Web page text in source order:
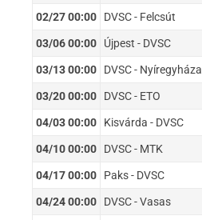
02/27 00:00 DVSC - Felcsút
03/06 00:00 Újpest - DVSC
03/13 00:00 DVSC - Nyíregyháza
03/20 00:00 DVSC - ETO
04/03 00:00 Kisvárda - DVSC
04/10 00:00 DVSC - MTK
04/17 00:00 Paks - DVSC
04/24 00:00 DVSC - Vasas